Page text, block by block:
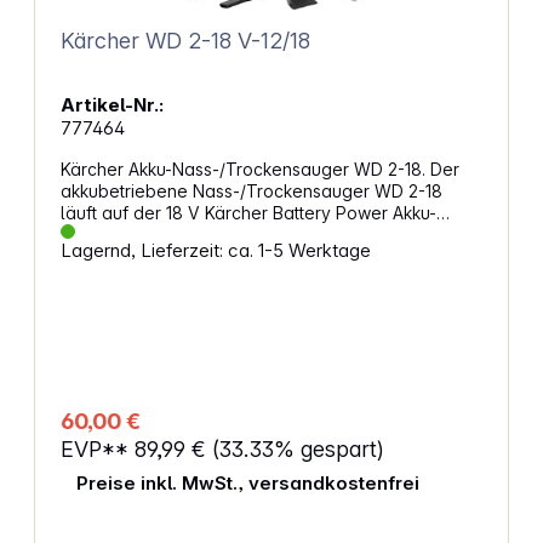
Kärcher WD 2-18 V-12/18
Artikel-Nr.:
777464
Kärcher Akku-Nass-/Trockensauger WD 2-18. Der
akkubetriebene Nass-/Trockensauger WD 2-18
läuft auf der 18 V Kärcher Battery Power Akku-
Plattform und überzeugt mit maximaler Flexibilität,
kompakter Bauweise und Bewegungsfreiraum.
ausgestattet. Die Saugschlauchaufbewahrung ist
platzsparend und sicher durch das Einhängen am
Gerätekopf möglich. Weitere Features sind die
praktische Blasfunktion für Stellen, an denen
Saugen nicht möglich ist, die Ablagefläche für
Lagernd, Lieferzeit: ca. 1-5 Werktage
60,00 €
EVP** 89,99 € (33.33% gespart)
Preise inkl. MwSt., versandkostenfrei